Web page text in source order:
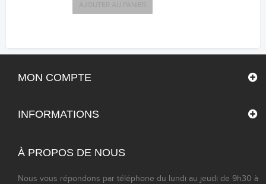
AJOUTER AU PANIER
MON COMPTE
INFORMATIONS
À PROPOS DE NOUS
Nous vous répondons par téléphone du lundi au jeudi de 9h30 à